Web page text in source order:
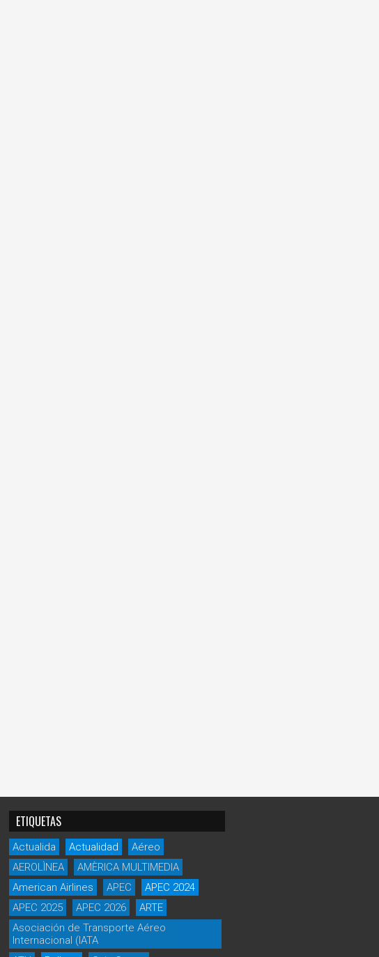
ETIQUETAS
Actualida Actualidad
Aéreo
AEROLÌNEA
AMÈRICA MULTIMEDIA
American Airlines
APEC
APEC 2024
APEC 2025
APEC 2026
ARTE
Asociación de Transporte Aéreo
Internacional (IATA